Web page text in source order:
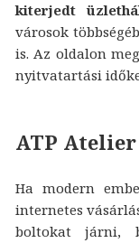
kiterjedt
városok
is. Az oldalon
nyitvatartási
ATP
Ha modern
internetes
boltokat járni,